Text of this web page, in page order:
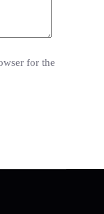
for the